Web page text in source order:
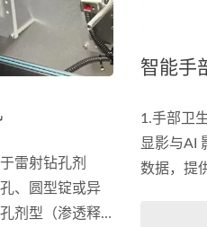
验以提升全民
雷射钻孔剂
、圆型锭或异
剂型（渗透释
智能手
1.手部卫
显影与AI
数据，提
担。寓教